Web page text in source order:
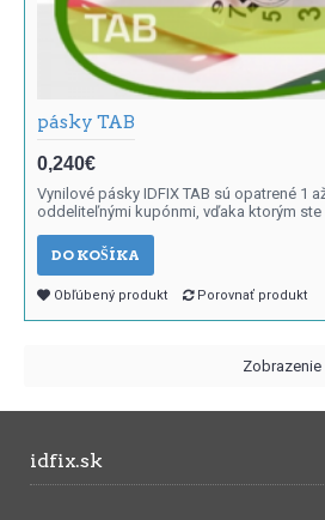
pásky TAB
0,240€
Vynilové pásky IDFIX TAB sú opatrené 1
oddeliteľnými kupónmi, vďaka ktorým ste
DO KOŠÍKA
Obľúbený produkt Porovnať produkt
Zobrazenie
idfix.sk